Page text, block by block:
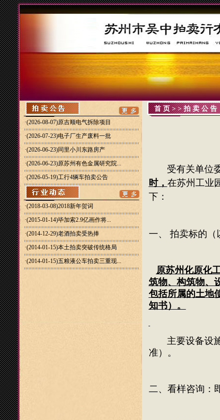
·(2026-08-07)原吉顺电气拆除项目
·(2026-07-23)电子厂生产废料一批
·(2026-06-23)同里小川东路房产
·(2026-06-23)原苏州有色金属研究院...
·(2026-05-19)工行4辆车拍卖公告
·(2018-03-08)2018新年贺词
·(2015-01-14)毕加索2.9亿画作将...
·(2014-12-29)老酒拍卖受热捧
·(2014-01-15)本土拍卖突破传统格局
·(2014-01-15)五粮液公车拍卖三重现...
首页>>拍卖公告
受有关单位
时， 在苏州工业
下：
一、 拍卖标的（
原苏州化原化
筑物、构筑物、
包括所属的土地
知书）。
主要设备设
准）。
二、看样咨询：